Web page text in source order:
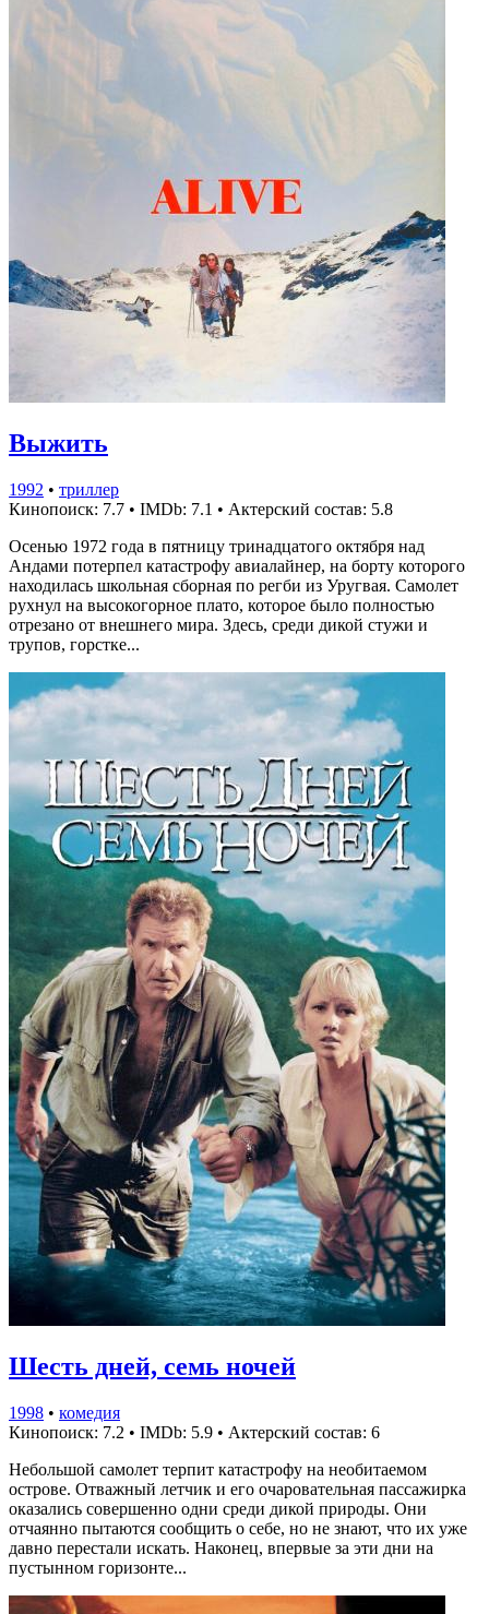
Выжить
1992 • триллер
Кинопоиск: 7.7 • IMDb: 7.1 • Актерский состав: 5.8
Осенью 1972 года в пятницу тринадцатого октября над
Андами потерпел катастрофу авиалайнер, на борту которого
находилась школьная сборная по регби из Уругвая. Самолет
рухнул на высокогорное плато, которое было полностью
отрезано от внешнего мира. Здесь, среди дикой стужи и
трупов, горстке...
Шесть дней, семь ночей
1998 • комедия
Кинопоиск: 7.2 • IMDb: 5.9 • Актерский состав: 6
Небольшой самолет терпит катастрофу на необитаемом
острове. Отважный летчик и его очаровательная пассажирка
оказались совершенно одни среди дикой природы. Они
отчаянно пытаются сообщить о себе, но не знают, что их уже
давно перестали искать. Наконец, впервые за эти дни на
пустынном горизонте...